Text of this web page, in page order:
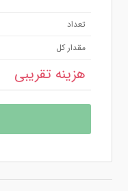
تعداد
مقدار کل
هزینه تقریبی